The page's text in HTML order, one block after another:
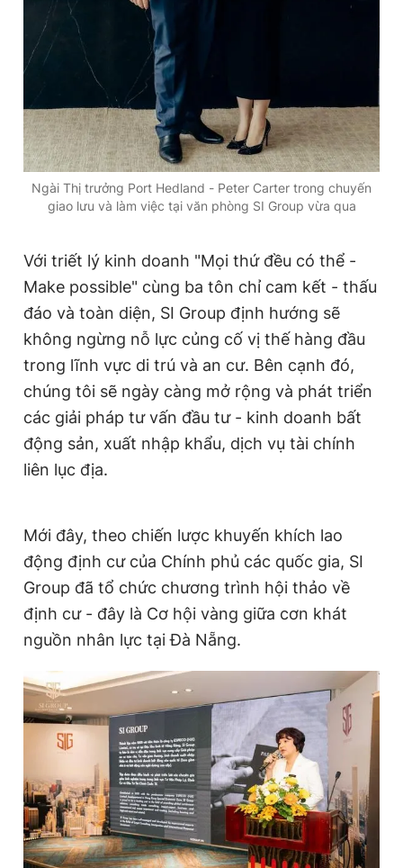
Ngài Thị trưởng Port Hedland - Peter Carter trong chuyến
giao lưu và làm việc tại văn phòng SI Group vừa qua
Với triết lý kinh doanh "Mọi thứ đều có thể -
Make possible" cùng ba tôn chỉ cam kết - thấu
đáo và toàn diện, SI Group định hướng sẽ
không ngừng nỗ lực củng cố vị thế hàng đầu
trong lĩnh vực di trú và an cư. Bên cạnh đó,
chúng tôi sẽ ngày càng mở rộng và phát triển
các giải pháp tư vấn đầu tư - kinh doanh bất
động sản, xuất nhập khẩu, dịch vụ tài chính
liên lục địa.
Mới đây, theo chiến lược khuyến khích lao
động định cư của Chính phủ các quốc gia, SI
Group đã tổ chức chương trình hội thảo về
định cư - đây là Cơ hội vàng giữa cơn khát
nguồn nhân lực tại Đà Nẵng.